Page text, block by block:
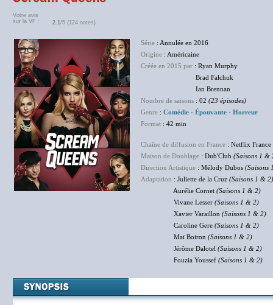
Votre avis
sur la VF :
2.1/5 (124 notes)
Série : Annulée en 2016
Origine : Américaine
Créée en 2015 par : Ryan Murphy
Brad Falchuk
Ian Brennan
Nombre de saisons : 02 (23 épisodes)
Genre : Comédie - Épouvante - Horreur
Format : 42 min
Chaîne de diffusion en France : Netflix France
Maison de Doublage : Dub'Club (Saisons 1 &
Direction Artistique : Mélody Dubos (Saisons
Adaptation : Juliette de la Cruz (Saisons 1 & 2)
Aurélie Cornet (Saisons 1 & 2)
Vivane Lesser (Saisons 1 & 2)
Xavier Varaillon (Saisons 1 & 2)
Caroline Gere (Saisons 1 & 2)
Maï Boiron (Saisons 1 & 2)
Jérôme Dalotel (Saisons 1 & 2)
Fouzia Youssef (Saisons 1 & 2)